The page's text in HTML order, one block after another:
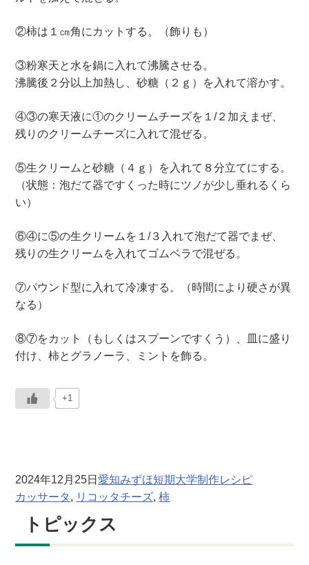
②柿は１㎝角にカットする。（飾りも）
③粉寒天と水を鍋に入れて沸騰させる。
沸騰後２分以上加熱し、砂糖（２ｇ）を入れて溶かす。
④③の寒天液に①のクリームチーズを１/２加えまぜ、
残りのクリームチーズに入れて混ぜる。
⑤生クリームと砂糖（４ｇ）を入れて８分立てにする。
（状態：泡だて器ですくった時にツノが少し垂れるくら
い）
⑥④に⑤の生クリームを１/３入れて泡だて器でまぜ、
残りの生クリームを入れてゴムベラで混ぜる。
⑦パウンド型に入れて冷凍する。（時間により硬さが異
なる）
⑧⑦をカット（もしくはスプーンですくう）、皿に盛り
付け、柿とグラノーラ、ミントを飾る。
+1
2024年12月25日愛知みずほ短期大学制作レシピ
カッサータ , リコッタチーズ, 柿
トピックス